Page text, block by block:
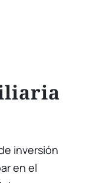
inversión
en el